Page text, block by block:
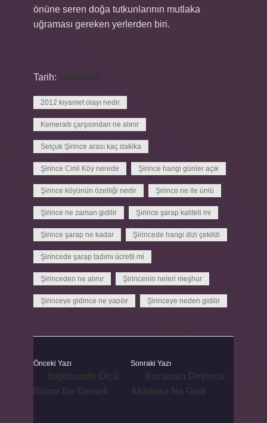
önüne seren doğa tutkunlarının mutlaka
uğraması gereken yerlerden biri.
Tarih:
2012 kıyamet olayı nedir
Kemeraltı çarşısından ne alınır
Selçuk Şirince arası kaç dakika
Şirince Cinli Köy nerede Şirince hangi günler açık
Şirince köyünün özelliği nedir Şirince ne ile ünlü
Şirince ne zaman gidilir Şirince şarap kaliteli mi
Şirince şarap ne kadar Şirincede hangi dizi çekildi
Şirincede şarap tadımı ücretli mi
Şirinceden ne alınır Şirincenin neleri meşhur
Şirinceye gidince ne yapılır Şirinceye neden gidilir
Önceki Yazı Sonraki Yazı